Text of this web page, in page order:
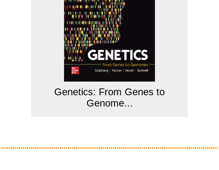
Genetics: From Genes to
Genome...